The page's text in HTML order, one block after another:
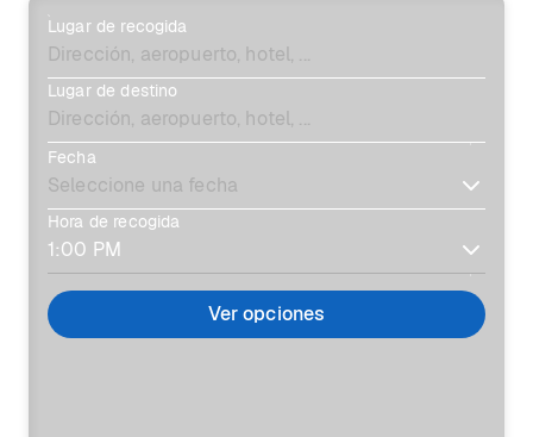
Lugar de recogida
Lugar de destino
Fecha
Hora de recogida
Ver opciones